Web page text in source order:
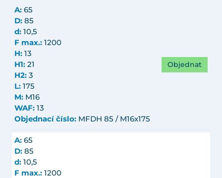
A: 65
D: 85
d: 10,5
F max.: 1200
H: 13
H1: 21
H2: 3
L: 175
M: M16
WAF: 13
Objednací číslo: MFDH 85 / M16x175
Objednat
A: 65
D: 85
d: 10,5
F max.: 1200